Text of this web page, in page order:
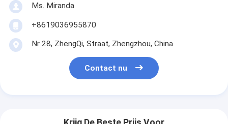
Ms. Miranda
+8619036955870
Nr 28, ZhengQi, Straat, Zhengzhou, China
Contact nu